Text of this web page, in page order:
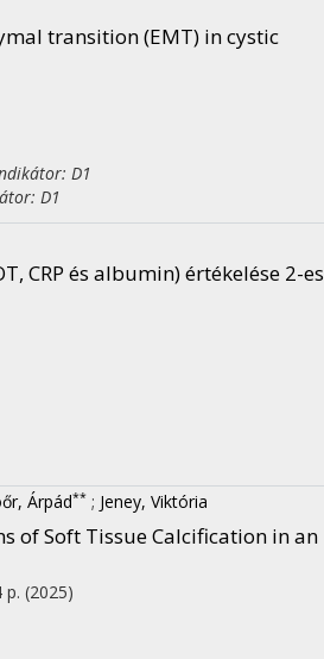
transition (EMT) in cystic
D1
D1
CRP és albumin) értékelése 2-es
Árpád** ; Jeney, Viktória
of Soft Tissue Calcification in an
p. (2025)